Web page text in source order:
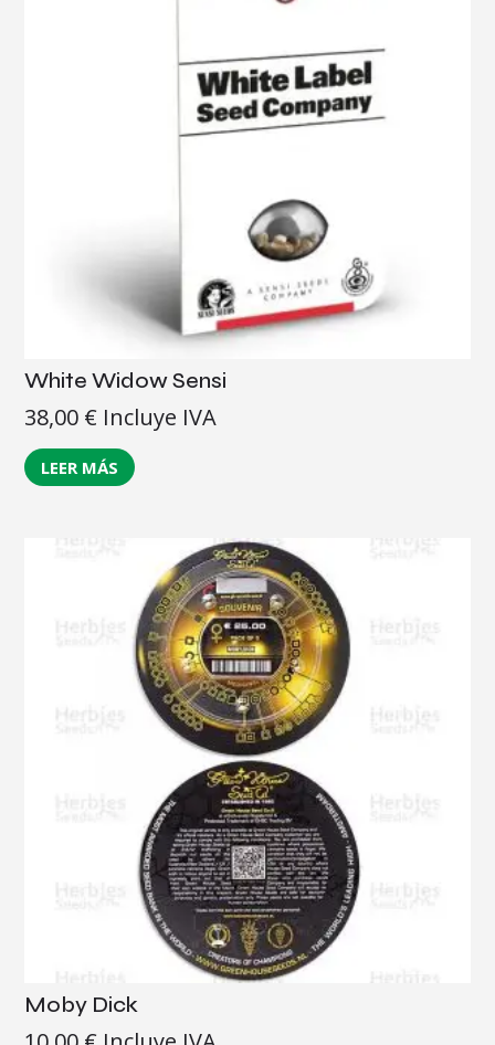
White Widow Sensi
38,00 € Incluye IVA
LEER MÁS
Moby Dick